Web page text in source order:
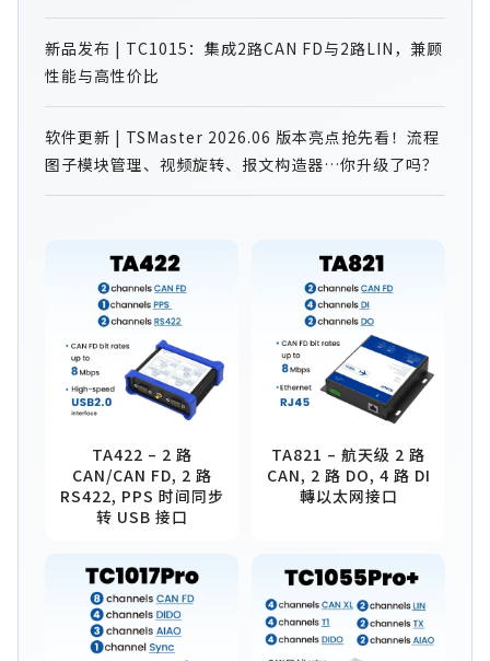
新品发布 | TC1015：集成2路CAN FD与2路LIN，兼顾
性能与高性价比
软件更新 | TSMaster 2026.06 版本亮点抢先看！流程
图子模块管理、视频旋转、报文构造器…你升级了吗？
TA422 – 2 路
CAN/CAN FD, 2 路
RS422, PPS 时间同步
转 USB 接口
TA821 – 航天级 2 路
CAN, 2 路 DO, 4 路 DI
轉以太网接口